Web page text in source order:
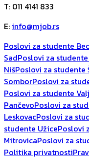
T: 011 4141 833
E: info@mjob.rs
Poslovi za studente
SadPoslovi za
NišPoslovi za studente
SomborPoslovi za
Poslovi za studente
PančevoPoslovi za
LeskovacPoslovi za
studente UžicePoslovi
MitrovicaPoslovi za
Politika privatnosti